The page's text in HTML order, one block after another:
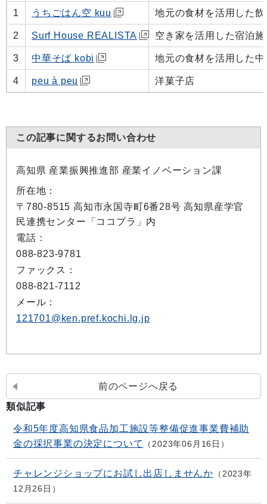
1 うちごはん空 kuu 地元の食材を活用した
2 Surf House REALISTA 空き家を活用した宿泊施
3 中華そば kobi 地元の食材を活用した
4 peu à peu 洋菓子店
この記事に関するお問い合わせ
高知県 産業振興推進部 産業イノベーション課
所在地：
〒780-8515 高知市永国寺町6番28号 高知県産学官
民連携センター「ココプラ」内
電話：
088-823-9781
ファックス：
088-821-7112
メール：
121701@ken.pref.kochi.lg.jp
前のページへ戻る
類似記事
令和5年度高知県食品加工施設等整備促進事業費補助
金の採択事業の決定について
2023年06月16日
チャレンジショップにお試し出店しませんか
2023年
12月26日